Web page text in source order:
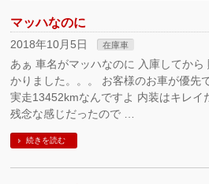
マッハなのに
2018年10月5日 在庫車
あぁ 車名がマッハなのに 入庫してか
かりました。。。 お客様のお車が優先
実走13452kmなんですよ 内装はキレイ
残念な感じだったので …
続きを読む